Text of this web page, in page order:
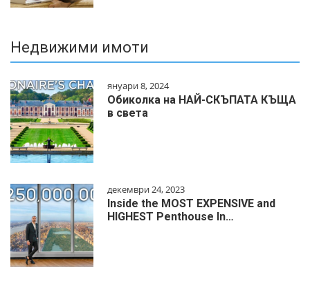
Недвижими имоти
януари 8, 2024
Обиколка на НАЙ-СКЪПАТА КЪЩА
в света
декември 24, 2023
Inside the MOST EXPENSIVE and
HIGHEST Penthouse In…